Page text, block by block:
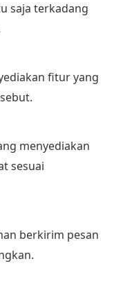
saja terkadang
fitur yang
menyediakan
sesuai
berkirim pesan